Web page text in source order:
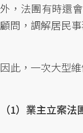
外，法團有時還
顧問，調解居民事
因此，一次大型
（1）業主立案法